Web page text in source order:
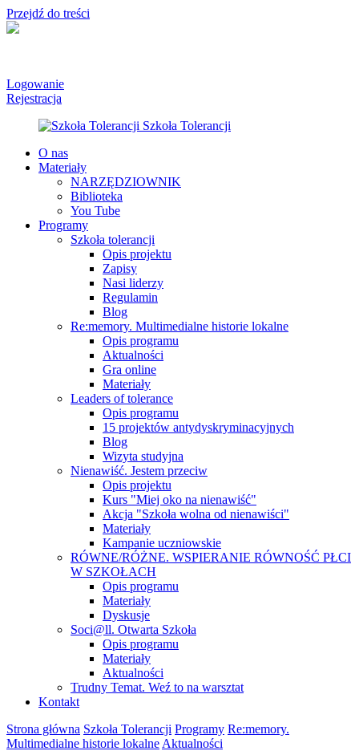
Przejdź do treści
Logowanie
Rejestracja
O nas
Materiały
NARZĘDZIOWNIK
Biblioteka
You Tube
Programy
Szkoła tolerancji
Opis projektu
Zapisy
Nasi liderzy
Regulamin
Blog
Re:memory. Multimedialne historie lokalne
Opis programu
Aktualności
Gra online
Materiały
Leaders of tolerance
Opis programu
15 projektów antydyskryminacyjnych
Blog
Wizyta studyjna
Nienawiść. Jestem przeciw
Opis projektu
Kurs "Miej oko na nienawiść"
Akcja "Szkoła wolna od nienawiści"
Materiały
Kampanie uczniowskie
RÓWNE/RÓŻNE. WSPIERANIE RÓWNOŚĆ PŁCI
W SZKOŁACH
Opis programu
Materiały
Dyskusje
Soci@ll. Otwarta Szkoła
Opis programu
Materiały
Aktualności
Trudny Temat. Weź to na warsztat
Kontakt
Strona główna Szkoła Tolerancji Programy Re:memory.
Multimedialne historie lokalne Aktualności